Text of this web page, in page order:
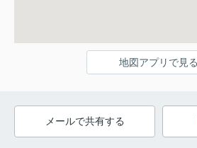
地図アプリで見る
メールで共有する